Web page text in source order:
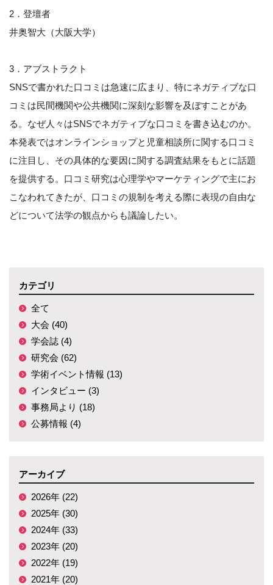
2．登壇者
井奥智大（大阪大学）
3．アブストラクト
SNSで書かれた口コミは急速に広まり、特にネガティブな口
コミは民間機関や公共機関に深刻な影響を及ぼすことがあ
る。なぜ人々はSNSでネガティブな口コミを書き込むのか。
本発表ではオンラインショップと児童相談所に関する口コミ
に注目し、その具体的な要因に関する調査結果をもとに話題
を提供する。口コミ研究は心理学やマーケティングで主にお
こなわれてきたが、口コミの規制を考える際に表現の自由な
どについて法学の観点からも議論したい。
カテゴリ
全て
大会 (40)
学会誌 (4)
研究会 (62)
学術イベント情報 (13)
インタビュー (3)
事務局より (18)
公募情報 (4)
アーカイブ
2026年 (22)
2025年 (30)
2024年 (33)
2023年 (20)
2022年 (19)
2021年 (20)